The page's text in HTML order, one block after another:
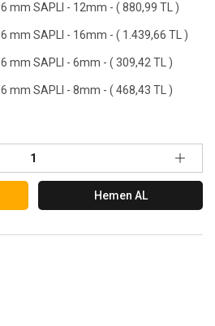
6 mm SAPLI - 12mm - ( 880,99 TL )
6 mm SAPLI - 16mm - ( 1.439,66 TL )
6 mm SAPLI - 6mm - ( 309,42 TL )
6 mm SAPLI - 8mm - ( 468,43 TL )
Hemen AL